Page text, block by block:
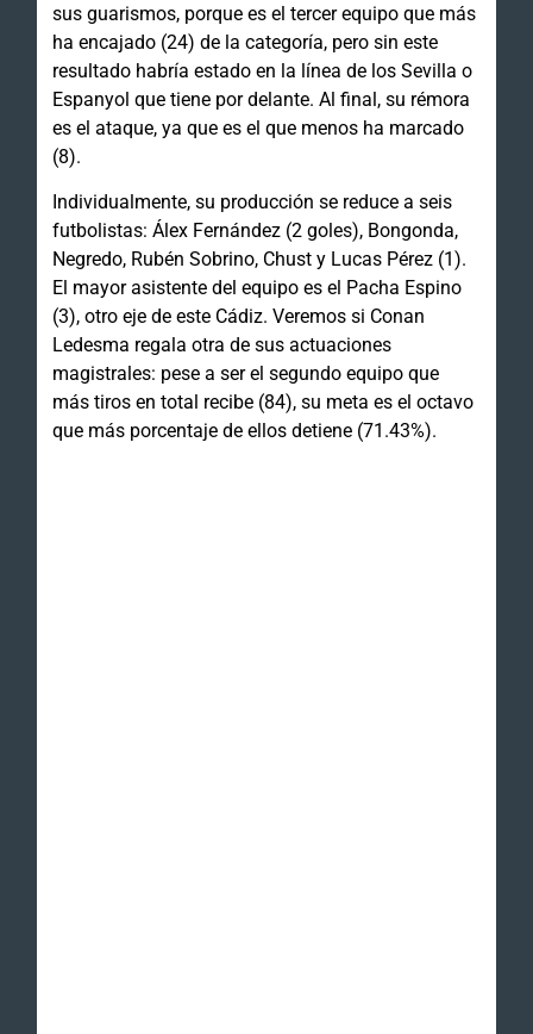
sus guarismos, porque es el tercer equipo que más
ha encajado (24) de la categoría, pero sin este
resultado habría estado en la línea de los Sevilla o
Espanyol que tiene por delante. Al final, su rémora
es el ataque, ya que es el que menos ha marcado
(8).
Individualmente, su producción se reduce a seis
futbolistas: Álex Fernández (2 goles), Bongonda,
Negredo, Rubén Sobrino, Chust y Lucas Pérez (1).
El mayor asistente del equipo es el Pacha Espino
(3), otro eje de este Cádiz. Veremos si Conan
Ledesma regala otra de sus actuaciones
magistrales: pese a ser el segundo equipo que
más tiros en total recibe (84), su meta es el octavo
que más porcentaje de ellos detiene (71.43%).